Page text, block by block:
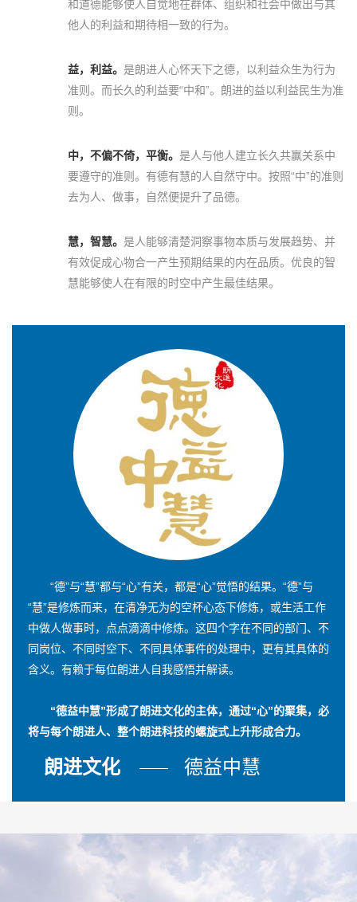
和道德能够使人自觉地在群体、组织和社会中做出与其
他人的利益和期待相一致的行为。
益，利益。 是朗进人心怀天下之德，以利益众生为行为
准则。而长久的利益要“中和”。朗进的益以利益民生为准
则。
中，不偏不倚，平衡。 是人与他人建立长久共赢关系中
要遵守的准则。有德有慧的人自然守中。按照“中”的准则
去为人、做事，自然便提升了品德。
慧，智慧。 是人能够清楚洞察事物本质与发展趋势、并
有效促成心物合一产生预期结果的内在品质。优良的智
慧能够使人在有限的时空中产生最佳结果。
“德”与“慧”都与“心”有关，都是“心”觉悟的结果。“德”与
“慧”是修炼而来，在清净无为的空杯心态下修炼，或生活工作
中做人做事时，点点滴滴中修炼。这四个字在不同的部门、不
同岗位、不同时空下、不同具体事件的处理中，更有其具体的
含义。有赖于每位朗进人自我感悟并解读。
“德益中慧”形成了朗进文化的主体，通过“心”的聚集，必
将与每个朗进人、整个朗进科技的螺旋式上升形成合力。
朗进文化 德益中慧